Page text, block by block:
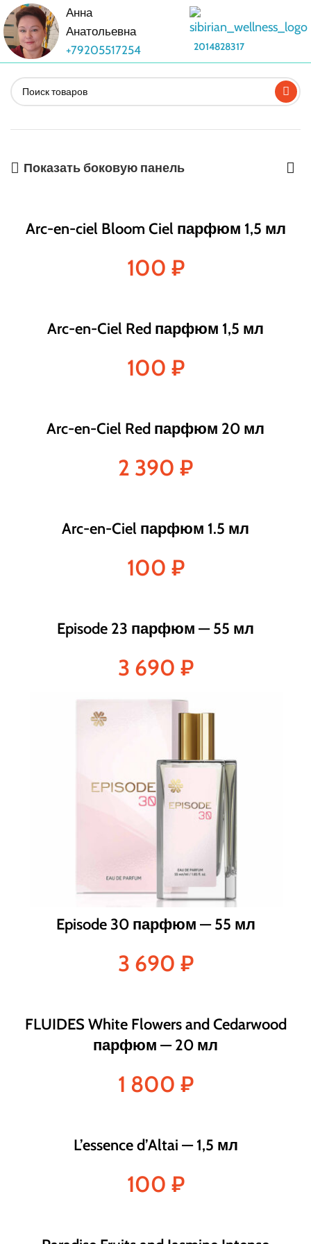
Анна
Анатольевна
+79205517254
2014828317
Показать боковую панель
Arc-en-ciel Bloom Ciel парфюм 1,5 мл
100 ₽
Arc-en-Ciel Red парфюм 1,5 мл
100 ₽
Arc-en-Ciel Red парфюм 20 мл
2 390 ₽
Arc-en-Ciel парфюм 1.5 мл
100 ₽
Episode 23 парфюм — 55 мл
3 690 ₽
Episode 30 парфюм — 55 мл
3 690 ₽
FLUIDES White Flowers and Cedarwood
парфюм — 20 мл
1 800 ₽
L’essence d’Altai — 1,5 мл
100 ₽